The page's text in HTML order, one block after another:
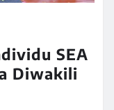
SEA
Diwakili